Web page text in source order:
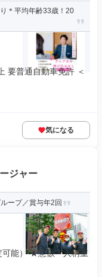
＊平均年齢33歳！20
要普通自動車免許 ＜
気になる
ジャー
ープ／賞与年2回
可能） ★意欲・人柄重